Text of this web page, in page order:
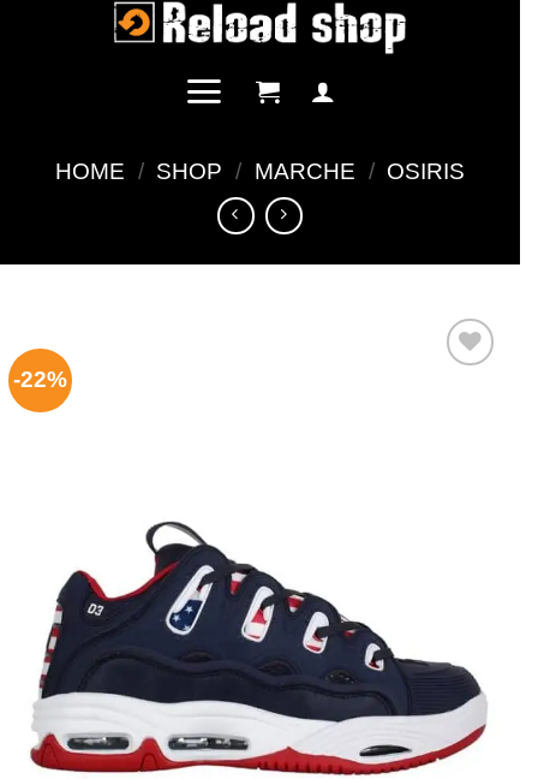
HOME / SHOP / MARCHE / OSIRIS
-22%